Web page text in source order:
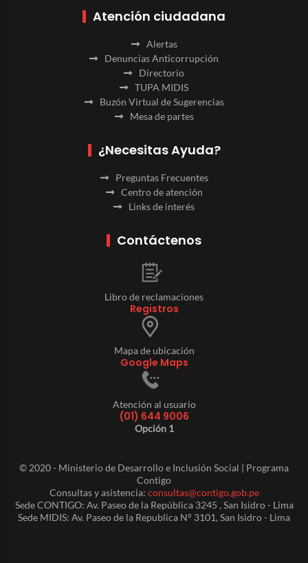
Atención ciudadana
Alertas
Denuncias Anticorrupción
Directorio
TUPA MIDIS
Buzón Virtual de Sugerencias
Mesa de partes
¿Necesitas Ayuda?
Preguntas Frecuentes
Centro de atención
Links de interés
Contáctenos
Libro de reclamaciones
Registros
Mapa de ubicación
Google Maps
Atención al usuario
(01) 644 9006
Opción 1
© 2020 - Ministerio de Desarrollo e Inclusión Social | Programa
Contigo
Consultas y asistencia: consultas@contigo.gob.pe
Sede CONTIGO: Av. Paseo de la República 3245 , San Isidro - Lima
Sede MIDIS: Av. Paseo de la Republica N° 3101, San Isidro - Lima